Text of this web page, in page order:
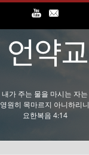
내가 주는 물을 마시는 자는
영원히 목마르지 아니하리니
요한복음 4:14